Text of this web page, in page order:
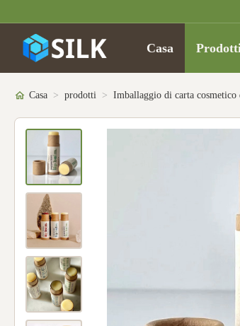
Casa
Casa > prodotti > Imballaggio di carta cosmetico